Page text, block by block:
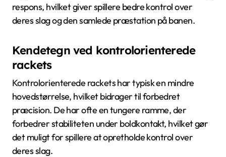
respons, hvilket giver spillere bedre kontrol over
deres slag og den samlede præstation på banen.
Kendetegn ved kontrolorienterede
rackets
Kontrolorienterede rackets har typisk en mindre
hovedstørrelse, hvilket bidrager til forbedret
præcision. De har ofte en tungere ramme, der
forbedrer stabiliteten under boldkontakt, hvilket gør
det muligt for spillere at opretholde kontrol over
deres slag.